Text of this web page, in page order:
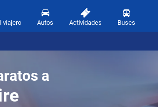
viajero Autos Actividades Buses
a